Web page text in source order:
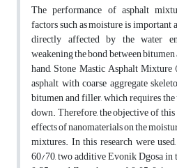
The performance of asphalt
factors such as moisture is important
directly affected by the water
weakening the bond between
hand, Stone Mastic Asphalt
asphalt with coarse aggregate
bitumen and filler, which requires
down. Therefore, the objective of
effects of nanomaterials on the
mixtures. In this research were
60/70, two additive Evonik Dgosa in